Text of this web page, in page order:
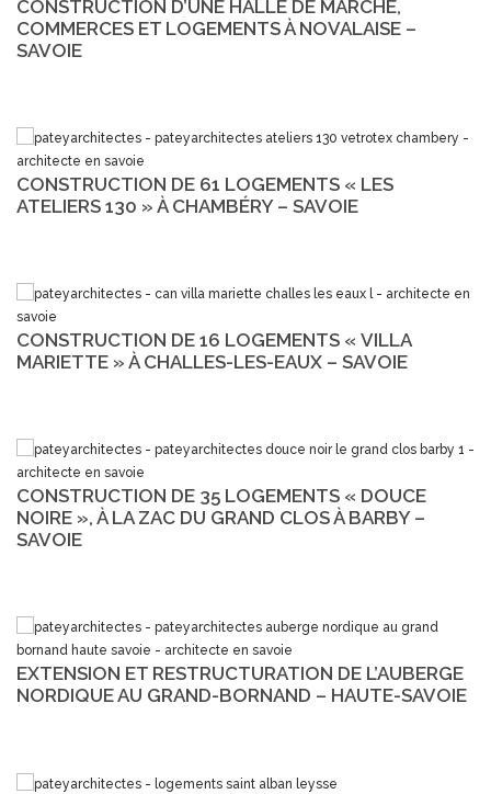
CONSTRUCTION D’UNE HALLE DE MARCHÉ,
COMMERCES ET LOGEMENTS À NOVALAISE –
SAVOIE
CONSTRUCTION DE 61 LOGEMENTS « LES
ATELIERS 130 » À CHAMBÉRY – SAVOIE
CONSTRUCTION DE 16 LOGEMENTS « VILLA
MARIETTE » À CHALLES-LES-EAUX – SAVOIE
CONSTRUCTION DE 35 LOGEMENTS « DOUCE
NOIRE », À LA ZAC DU GRAND CLOS À BARBY –
SAVOIE
EXTENSION ET RESTRUCTURATION DE L’AUBERGE
NORDIQUE AU GRAND-BORNAND – HAUTE-SAVOIE